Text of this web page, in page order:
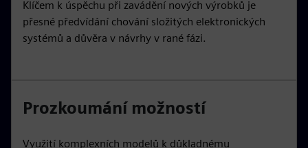
Klíčem k úspěchu při zavádění nových výrobků je
přesné předvídání chování složitých elektronických
systémů a důvěra v návrhy v rané fázi.
Prozkoumání možností
Využití komplexních modelů k důkladnému